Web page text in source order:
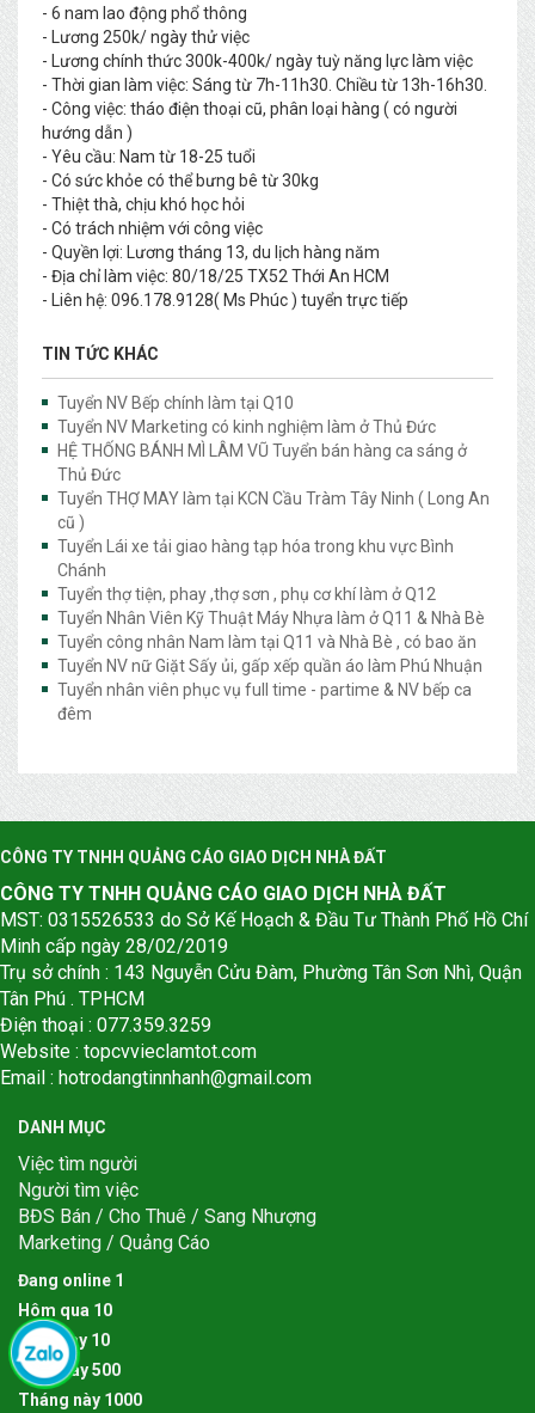
- 6 nam lao động phổ thông
- Lương 250k/ ngày thử việc
- Lương chính thức 300k-400k/ ngày tuỳ năng lực làm việc
- Thời gian làm việc: Sáng từ 7h-11h30. Chiều từ 13h-16h30.
- Công việc: tháo điện thoại cũ, phân loại hàng ( có người
hướng dẫn )
- Yêu cầu: Nam từ 18-25 tuổi
- Có sức khỏe có thể bưng bê từ 30kg
- Thiệt thà, chịu khó học hỏi
- Có trách nhiệm với công việc
- Quyền lợi: Lương tháng 13, du lịch hàng năm
- Địa chỉ làm việc: 80/18/25 TX52 Thới An HCM
- Liên hệ: 096.178.9128( Ms Phúc ) tuyển trực tiếp
TIN TỨC KHÁC
Tuyển NV Bếp chính làm tại Q10
Tuyển NV Marketing có kinh nghiệm làm ở Thủ Đức
HỆ THỐNG BÁNH MÌ LÂM VŨ Tuyển bán hàng ca sáng ở
Thủ Đức
Tuyển THỢ MAY làm tại KCN Cầu Tràm Tây Ninh ( Long An
cũ )
Tuyển Lái xe tải giao hàng tạp hóa trong khu vực Bình
Chánh
Tuyển thợ tiện, phay ,thợ sơn , phụ cơ khí làm ở Q12
Tuyển Nhân Viên Kỹ Thuật Máy Nhựa làm ở Q11 & Nhà Bè
Tuyển công nhân Nam làm tại Q11 và Nhà Bè , có bao ăn
Tuyển NV nữ Giặt Sấy ủi, gấp xếp quần áo làm Phú Nhuận
Tuyển nhân viên phục vụ full time - partime & NV bếp ca
đêm
CÔNG TY TNHH QUẢNG CÁO GIAO DỊCH NHÀ ĐẤT
CÔNG TY TNHH QUẢNG CÁO GIAO DỊCH NHÀ ĐẤT
MST: 0315526533 do Sở Kế Hoạch & Đầu Tư Thành Phố Hồ Chí
Minh cấp ngày 28/02/2019
Trụ sở chính : 143 Nguyễn Cửu Đàm, Phường Tân Sơn Nhì, Quận
Tân Phú . TPHCM
Điện thoại : 077.359.3259
Website : topcvvieclamtot.com
Email : hotrodangtinnhanh@gmail.com
DANH MỤC
Việc tìm người
Người tìm việc
BĐS Bán / Cho Thuê / Sang Nhượng
Marketing / Quảng Cáo
Đang online 1
Hôm qua 10
Hôm nay 10
Tuần này500
Tháng này 1000